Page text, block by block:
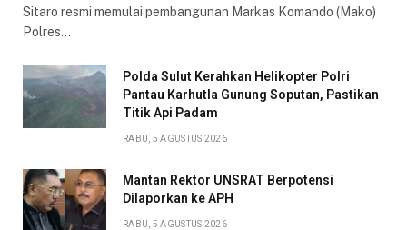
Sitaro resmi memulai pembangunan Markas Komando (Mako)
Polres…
Polda Sulut Kerahkan Helikopter Polri
Pantau Karhutla Gunung Soputan, Pastikan
Titik Api Padam
RABU, 5 AGUSTUS 2026
Mantan Rektor UNSRAT Berpotensi
Dilaporkan ke APH
RABU, 5 AGUSTUS 2026